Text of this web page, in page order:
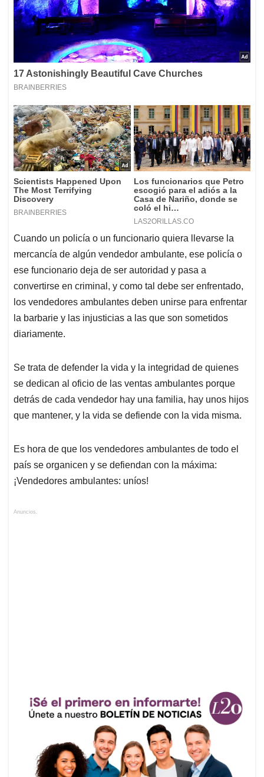
Cuando un policía o un funcionario quiera llevarse la
mercancía de algún vendedor ambulante, ese policía o
ese funcionario deja de ser autoridad y pasa a
convertirse en criminal, y como tal debe ser enfrentado,
los vendedores ambulantes deben unirse para enfrentar
la barbarie y las injusticias a las que son sometidos
diariamente.
Se trata de defender la vida y la integridad de quienes
se dedican al oficio de las ventas ambulantes porque
detrás de cada vendedor hay una familia, hay unos hijos
que mantener, y la vida se defiende con la vida misma.
Es hora de que los vendedores ambulantes de todo el
país se organicen y se defiendan con la máxima:
¡Vendedores ambulantes: uníos!
Anuncios.